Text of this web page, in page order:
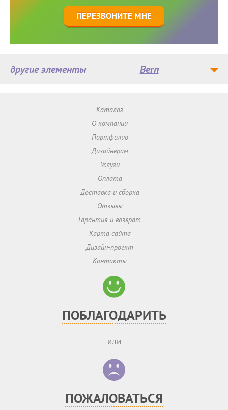
ПЕРЕЗВОНИТЕ МНЕ
другие элементы Bern
Каталог
О компании
Портфолио
Дизайнерам
Услуги
Оплата
Доставка и сборка
Отзывы
Гарантия и возврат
Карта сайта
Дизайн-проект
Контакты
ПОБЛАГОДАРИТЬ
или
ПОЖАЛОВАТЬСЯ